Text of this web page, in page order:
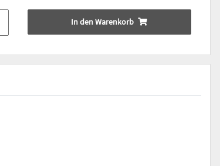
In den Warenkorb